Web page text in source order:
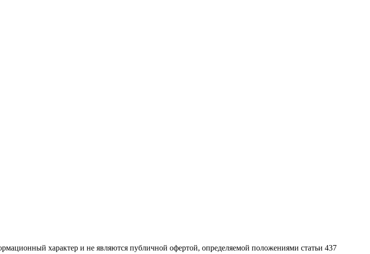
характер и не являются публичной офертой, определяемой положениями статьи 437